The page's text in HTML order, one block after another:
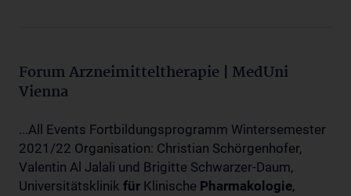
Forum Arzneimitteltherapie | MedUni
Vienna
...All Events Fortbildungsprogramm Wintersemester
2021/22 Organisation: Christian Schörgenhofer,
Valentin Al Jalali und Brigitte Schwarzer-Daum,
Universitätsklinik für Klinische Pharmakologie,